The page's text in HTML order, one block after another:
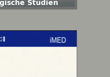
Studien